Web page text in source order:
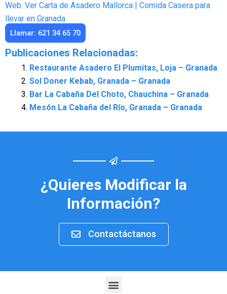
Web: Ver Carta de Asadero Mallorca | Comida Casera para
llevar en Granada
Llamar: 621 34 65 70
Publicaciones Relacionadas:
Restaurante Asadero El Plumitas, Loja – Granada
Sol Doner Kebab, Granada – Granada
Bar La Cabaña Del Choto, Chauchina – Granada
Mesón La Cabaña del Río, Granada – Granada
¿Quieres Modificar la
Información?
Contactáctanos
Menu